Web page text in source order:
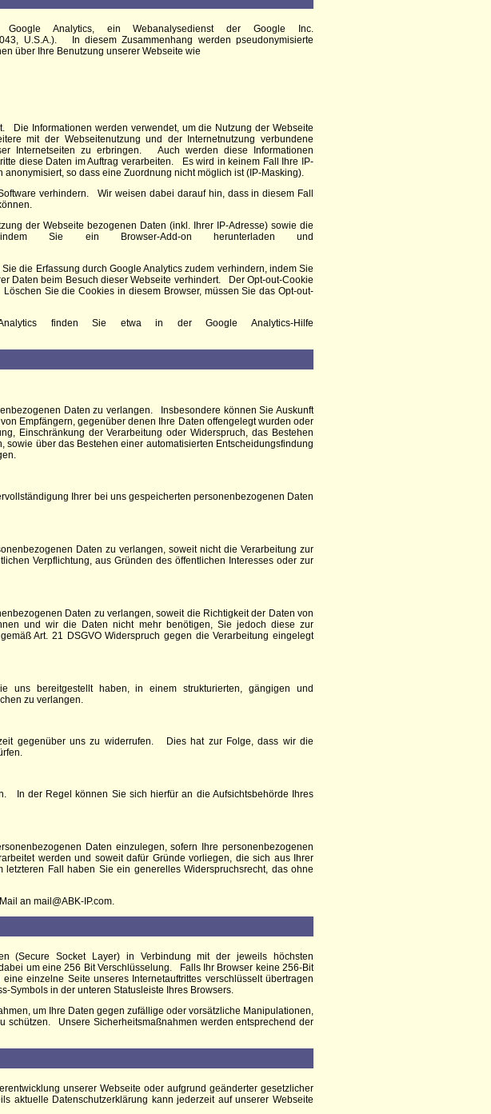
Analytics, ein Webanalysedienst der Google Inc.
U.S.A.). In diesem Zusammenhang werden pseudonymisierte
über Ihre Benutzung unserer Webseite wie
Die Informationen werden verwendet, um die Nutzung der Webseite
mit der Webseitenutzung und der Internetnutzung verbundene
Internetseiten zu erbringen. Auch werden diese Informationen
diese Daten im Auftrag verarbeiten. Es wird in keinem Fall Ihre IP-
so dass eine Zuordnung nicht möglich ist (IP-Masking).
verhindern. Wir weisen dabei darauf hin, dass in diesem Fall
der Webseite bezogenen Daten (inkl. Ihrer IP-Adresse) sowie die
Sie ein Browser-Add-on herunterladen und
die Erfassung durch Google Analytics zudem verhindern, indem Sie
Daten beim Besuch dieser Webseite verhindert. Der Opt-out-Cookie
Sie die Cookies in diesem Browser, müssen Sie das Opt-out-
finden Sie etwa in der Google Analytics-Hilfe
Daten zu verlangen. Insbesondere können Sie Auskunft
Empfängern, gegenüber denen Ihre Daten offengelegt wurden oder
Einschränkung der Verarbeitung oder Widerspruch, das Bestehen
über das Bestehen einer automatisierten Entscheidungsfindung
Ihrer bei uns gespeicherten personenbezogenen Daten
Daten zu verlangen, soweit nicht die Verarbeitung zur
Verpflichtung, aus Gründen des öffentlichen Interesses oder zur
Daten zu verlangen, soweit die Richtigkeit der Daten von
und wir die Daten nicht mehr benötigen, Sie jedoch diese zur
Art. 21 DSGVO Widerspruch gegen die Verarbeitung eingelegt
uns bereitgestellt haben, in einem strukturierten, gängigen und
zu verlangen.
gegenüber uns zu widerrufen. Dies hat zur Folge, dass wir die
In der Regel können Sie sich hierfür an die Aufsichtsbehörde Ihres
Daten einzulegen, sofern Ihre personenbezogenen
werden und soweit dafür Gründe vorliegen, die sich aus Ihrer
Fall haben Sie ein generelles Widerspruchsrecht, das ohne
an mail@ABK-IP.com.
(Secure Socket Layer) in Verbindung mit der jeweils höchsten
um eine 256 Bit Verschlüsselung. Falls Ihr Browser keine 256-Bit
einzelne Seite unseres Internetauftrittes verschlüsselt übertragen
in der unteren Statusleiste Ihres Browsers.
um Ihre Daten gegen zufällige oder vorsätzliche Manipulationen,
schützen. Unsere Sicherheitsmaßnahmen werden entsprechend der
unserer Webseite oder aufgrund geänderter gesetzlicher
aktuelle Datenschutzerklärung kann jederzeit auf unserer Webseite